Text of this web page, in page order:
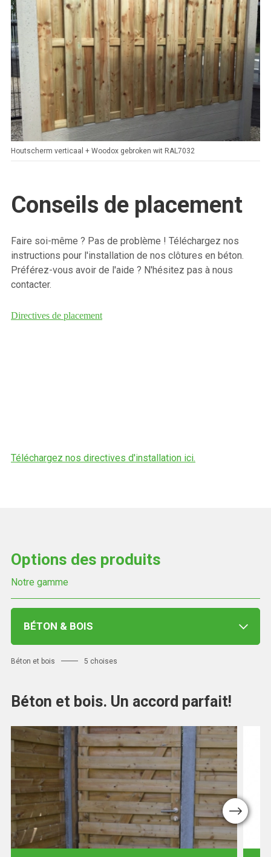
Houtscherm verticaal + Woodox gebroken wit RAL7032
Conseils de placement
Faire soi-même ? Pas de problème ! Téléchargez nos
instructions pour l'installation de nos clôtures en béton.
Préférez-vous avoir de l'aide ? N'hésitez pas à nous
contacter.
Directives de placement
Téléchargez nos directives d'installation ici.
Options des produits
Notre gamme
BÉTON & BOIS
Béton et bois 5 choises
Béton et bois. Un accord parfait!
Next